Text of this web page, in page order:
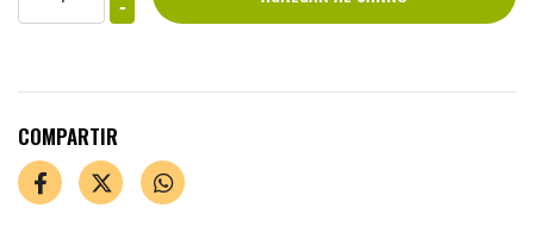
-
COMPARTIR